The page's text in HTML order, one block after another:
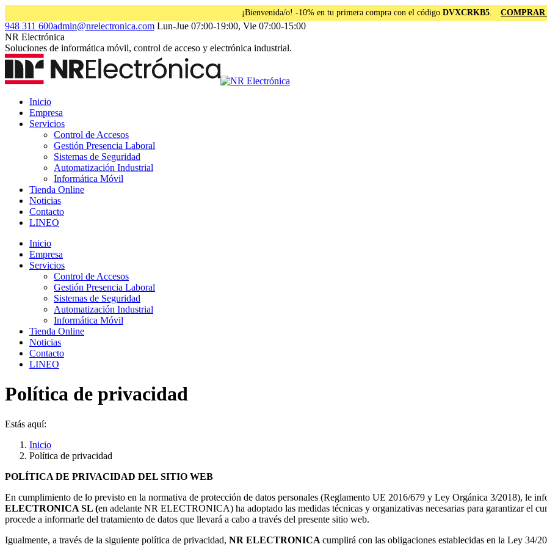
¡Bienvenida/o! -10% en tu primera compra con el código DVXCRKB5.
Saltar
al
contenido
Facebook
page
opens
in
window
Instagram
page
opens
in
window
Linkedin
page
opens
in
window
948 311 600admin@nrelectronica.com Lun-Jue 07:00-19:00, Vie 07:00-15:00
NR Electrónica
Soluciones de informática móvil, control de acceso y electrónica industrial.
Inicio
Empresa
Servicios
Control de Accesos
Gestión Presencia Laboral
Sistemas de Seguridad
Automatización Industrial
Informática Móvil
Tienda Online
Noticias
Contacto
LINEO
Inicio
Empresa
Servicios
Control de Accesos
Gestión Presencia Laboral
Sistemas de Seguridad
Automatización Industrial
Informática Móvil
Tienda Online
Noticias
Contacto
LINEO
Política de privacidad
Estás aquí:
Inicio
Política de privacidad
POLÍTICA DE PRIVACIDAD DEL SITIO WEB
En cumplimiento de lo previsto en la normativa de protección de datos personales (Reglamento UE 2016/679 y Ley Orgánica 3/2018), le
ELECTRONICA SL (en adelante NR ELECTRONICA) ha adoptado las medidas técnicas y organizativas necesarias para garantizar el
procede a informarle del tratamiento de datos que llevará a cabo a través del presente sitio web.
Igualmente, a través de la siguiente política de privacidad, NR ELECTRONICA cumplirá con las obligaciones establecidas en la Ley 34/